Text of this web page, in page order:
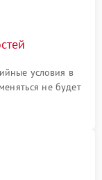
условия в
не будет